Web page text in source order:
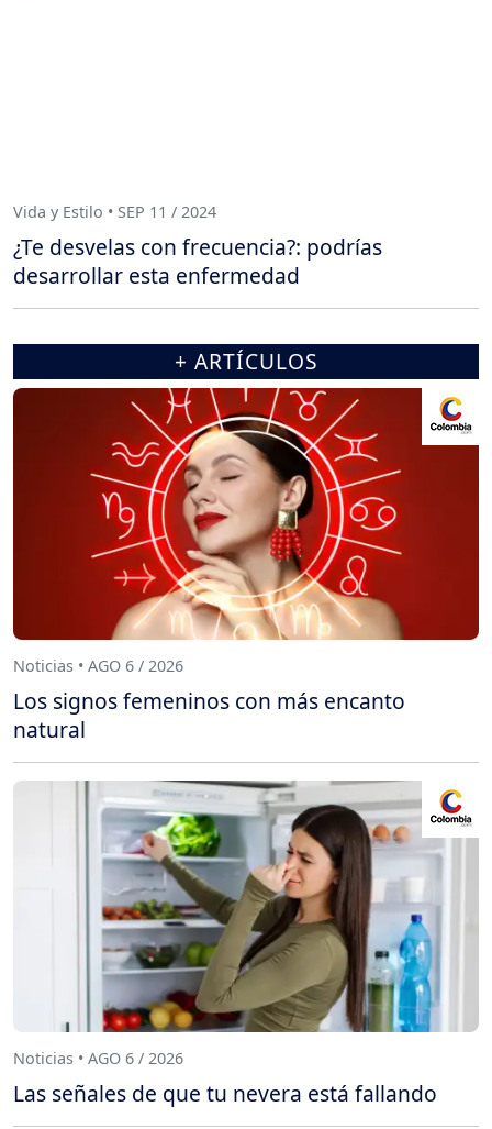
Vida y Estilo • SEP 11 / 2024
¿Te desvelas con frecuencia?: podrías
desarrollar esta enfermedad
+ ARTÍCULOS
Noticias • AGO 6 / 2026
Los signos femeninos con más encanto
natural
Noticias • AGO 6 / 2026
Las señales de que tu nevera está fallando